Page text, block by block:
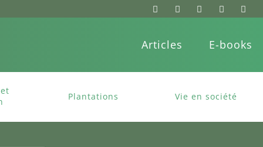
Articles E-books
Plantations Vie en société